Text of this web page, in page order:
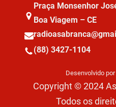
Praça Monsenhor
Boa Viagem – CE
(88) 3427-1104
Desenvolvido
Copyright © 2024
Todos os